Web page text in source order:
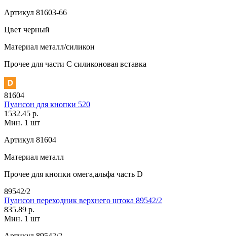
Артикул 81603-66
Цвет черный
Материал металл/силикон
Прочее для части C силиконовая вставка
81604
Пуансон для кнопки 520
1532.45 р.
Мин. 1 шт
Артикул 81604
Материал металл
Прочее для кнопки омега,альфа часть D
89542/2
Пуансон переходник верхнего штока 89542/2
835.89 р.
Мин. 1 шт